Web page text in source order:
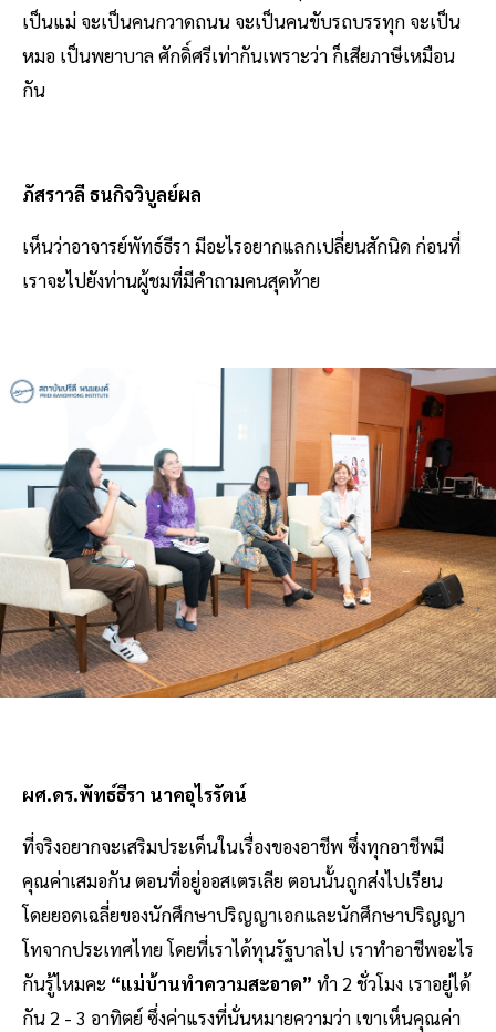
เป็นแม่ จะเป็นคนกวาดถนน จะเป็นคนขับรถบรรทุก จะเป็น
หมอ เป็นพยาบาล ศักดิ์ศรีเท่ากันเพราะว่า ก็เสียภาษีเหมือน
กัน
ภัสราวลี ธนกิจวิบูลย์ผล
เห็นว่าอาจารย์พัทธ์ธีรา มีอะไรอยากแลกเปลี่ยนสักนิด ก่อนที่
เราจะไปยังท่านผู้ชมที่มีคำถามคนสุดท้าย
ผศ.ดร.พัทธ์ธีรา นาคอุไรรัตน์
ที่จริงอยากจะเสริมประเด็นในเรื่องของอาชีพ ซึ่งทุกอาชีพมี
คุณค่าเสมอกัน ตอนที่อยู่ออสเตรเลีย ตอนนั้นถูกส่งไปเรียน
โดยยอดเฉลี่ยของนักศึกษาปริญญาเอกและนักศึกษาปริญญา
โทจากประเทศไทย โดยที่เราได้ทุนรัฐบาลไป เราทำอาชีพอะไร
กันรู้ไหมคะ “แม่บ้านทำความสะอาด” ทำ 2 ชั่วโมง เราอยู่ได้
กัน 2 - 3 อาทิตย์ ซึ่งค่าแรงที่นั่นหมายความว่า เขาเห็นคุณค่า